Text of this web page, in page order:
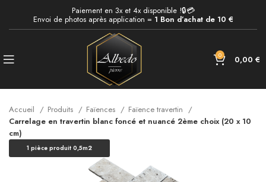
Paiement en 3x et 4x disponible !🔒💳
Envoi de photos après application = 1 Bon d’achat de 10 €
0 0,00 €
Accueil Produits Faïences
Faïence travertin
Carrelage en travertin blanc foncé et nuancé 2ème choix (20 x 10
cm)
1 pièce produit 0,5m2
EN RUPTURE DE STOCK